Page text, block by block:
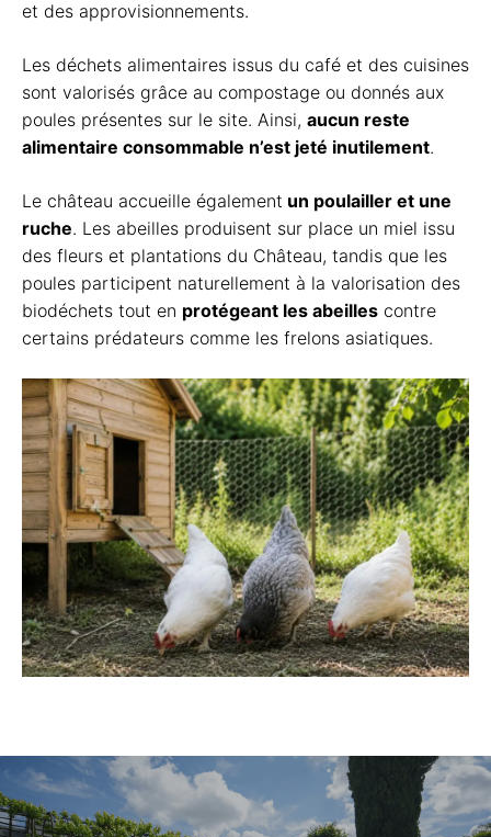
et des approvisionnements.
Les déchets alimentaires issus du café et des cuisines
sont valorisés grâce au compostage ou donnés aux
poules présentes sur le site. Ainsi, aucun reste
alimentaire consommable n’est jeté inutilement.
Le château accueille également un poulailler et une
ruche. Les abeilles produisent sur place un miel issu
des fleurs et plantations du Château, tandis que les
poules participent naturellement à la valorisation des
biodéchets tout en protégeant les abeilles contre
certains prédateurs comme les frelons asiatiques.